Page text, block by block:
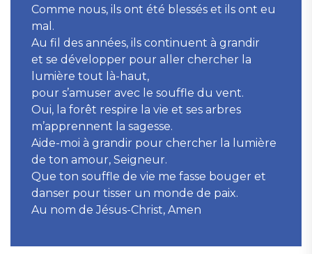
Comme nous, ils ont été blessés et ils ont eu
mal.
Au fil des années, ils continuent à grandir
et se développer pour aller chercher la
lumière tout là-haut,
pour s’amuser avec le souffle du vent.
Oui, la forêt respire la vie et ses arbres
m’apprennent la sagesse.
Aide-moi à grandir pour chercher la lumière
de ton amour, Seigneur.
Que ton souffle de vie me fasse bouger et
danser pour tisser un monde de paix.
Au nom de Jésus-Christ, Amen